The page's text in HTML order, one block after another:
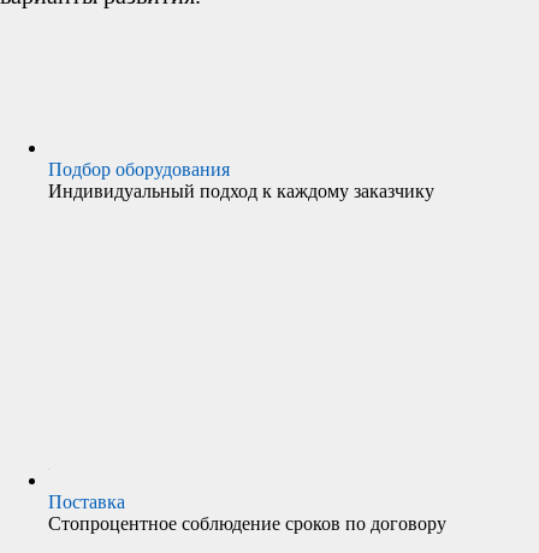
Подбор оборудования
Индивидуальный подход к каждому заказчику
Поставка
Стопроцентное соблюдение сроков по договору